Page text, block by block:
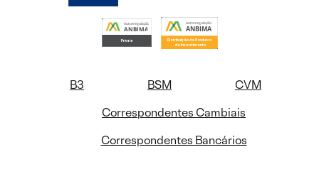
B3 BSM
CVM
Correspondentes Cambiais
Correspondentes Bancários